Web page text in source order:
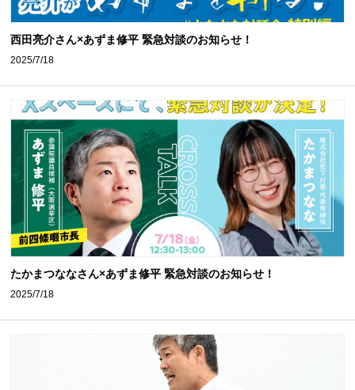
西田亮介さん×あずま修平 緊急対談のお知らせ！
2025/7/18
たかまつななさん×あずま修平 緊急対談のお知らせ！
2025/7/18